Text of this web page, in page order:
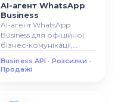
AI-агент WhatsApp
Business
AI-агент WhatsApp
Business для офіційної
бізнес-комунікації,
розсилок та сценаріїв
продажів.
Business API · Розсилки ·
Продажі